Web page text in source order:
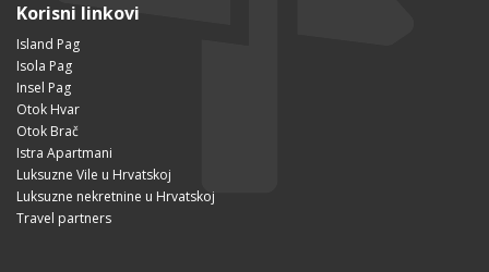
Korisni linkovi
Island Pag
Isola Pag
Insel Pag
Otok Hvar
Otok Brač
Istra Apartmani
Luksuzne Vile u Hrvatskoj
Luksuzne nekretnine u Hrvatskoj
Travel partners